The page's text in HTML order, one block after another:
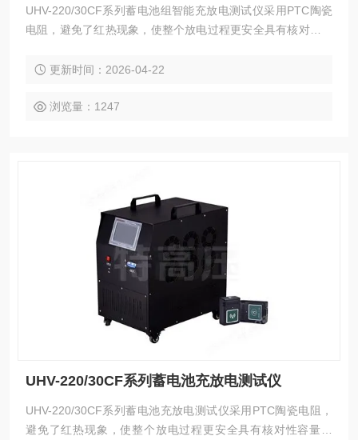
UHV-220/30CF系列蓄电池组智能充放电测试仪采用PTC陶瓷
电阻，避免了红热现象，使整个放电过程更安全具有核对性容
采用智能单片机ARM控制、7寸触摸液晶中英文显示
更新时间：2026-04-22
浏览量：1247
UHV-220/30CF系列蓄电池充放电测试仪
UHV-220/30CF系列蓄电池充放电测试仪采用PTC陶瓷电阻，
避免了红热现象，使整个放电过程更安全具有核对性容量测